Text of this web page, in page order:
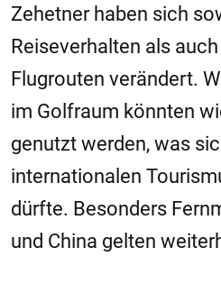
Zehetner haben sich
Reiseverhalten als
Flugrouten verändert.
im Golfraum könnten
genutzt werden, was
internationalen
dürfte. Besonders
und China gelten